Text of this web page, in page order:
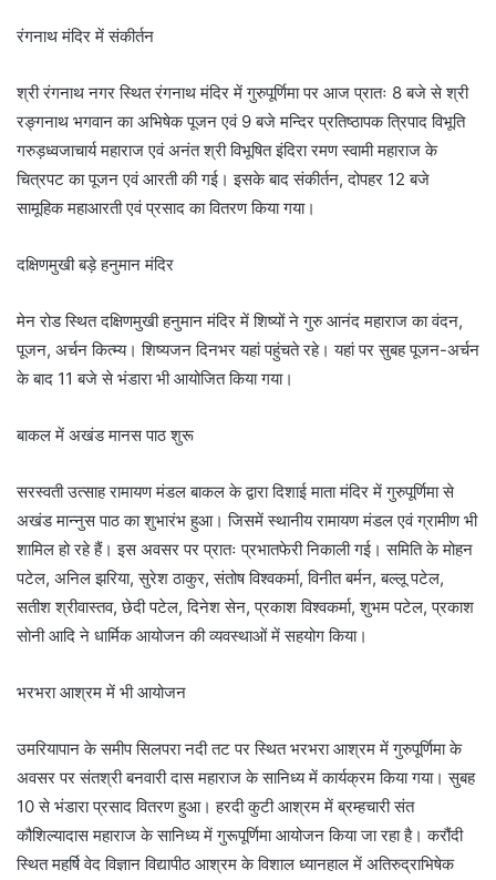
रंगनाथ मंदिर में संकीर्तन
श्री रंगनाथ नगर स्थित रंगनाथ मंदिर में गुरुपूर्णिमा पर आज प्रातः 8 बजे से श्री
रङ्गनाथ भगवान का अभिषेक पूजन एवं 9 बजे मन्दिर प्रतिष्ठापक त्रिपाद विभूति
गरुड़ध्वजाचार्य महाराज एवं अनंत श्री विभूषित इंदिरा रमण स्वामी महाराज के
चित्रपट का पूजन एवं आरती की गई। इसके बाद संकीर्तन, दोपहर 12 बजे
सामूहिक महाआरती एवं प्रसाद का वितरण किया गया।
दक्षिणमुखी बड़े हनुमान मंदिर
मेन रोड स्थित दक्षिणमुखी हनुमान मंदिर में शिष्यों ने गुरु आनंद महाराज का वंदन,
पूजन, अर्चन कित्म्य। शिष्यजन दिनभर यहां पहुंचते रहे। यहां पर सुबह पूजन-अर्चन
के बाद 11 बजे से भंडारा भी आयोजित किया गया।
बाकल में अखंड मानस पाठ शुरू
सरस्वती उत्साह रामायण मंडल बाकल के द्वारा दिशाई माता मंदिर में गुरुपूर्णिमा से
अखंड मान्नुस पाठ का शुभारंभ हुआ। जिसमें स्थानीय रामायण मंडल एवं ग्रामीण भी
शामिल हो रहे हैं। इस अवसर पर प्रातः प्रभातफेरी निकाली गई। समिति के मोहन
पटेल, अनिल झरिया, सुरेश ठाकुर, संतोष विश्वकर्मा, विनीत बर्मन, बल्लू पटेल,
सतीश श्रीवास्तव, छेदी पटेल, दिनेश सेन, प्रकाश विश्वकर्मा, शुभम पटेल, प्रकाश
सोनी आदि ने धार्मिक आयोजन की व्यवस्थाओं में सहयोग किया।
भरभरा आश्रम में भी आयोजन
उमरियापान के समीप सिलपरा नदी तट पर स्थित भरभरा आश्रम में गुरुपूर्णिमा के
अवसर पर संतश्री बनवारी दास महाराज के सानिध्य में कार्यक्रम किया गया। सुबह
10 से भंडारा प्रसाद वितरण हुआ। हरदी कुटी आश्रम में ब्रम्हचारी संत
कौशिल्यादास महाराज के सानिध्य में गुरूपूर्णिमा आयोजन किया जा रहा है। करौंदी
स्थित महर्षि वेद विज्ञान विद्यापीठ आश्रम के विशाल ध्यानहाल में अतिरुद्राभिषेक